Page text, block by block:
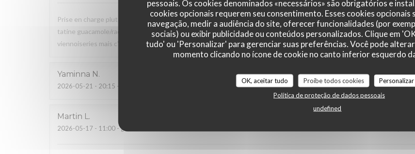
pessoais. Os cookies denominados «necessários» são obrigatórios e
cookies opcionais requerem seu consentimento. Esses cookies opcionais
navegação, medir a audiência do site, oferecer funcionalidades (por
sociais) ou exibir publicidade ou conteúdos personalizados. Clique em
tudo' ou 'Personalizar' para gerenciar suas preferências. Você pode
momento clicando no ícone de cookie no canto inferior esquerdo
OK, aceitar tudo Proíbe todos cookies
Personalizar
Política de proteção de dados pessoais
undefined
Prise en charge plutôt rapide (20 mns) de notre commande de brunch qui est complet avec du salé (oeufs brouillés,
tatine guacamole/radis, salade) et du sucré (jus d'orange, cake, granola au fromage blanc) avec boisson chaude. Pas de
viennoiseries mais c'est suffisamment complet et les produits sont très frais!
Yaminna N
2026-05-21 - 20:15 - guests 2 service:5/5 ambience:5/5 menu:4/5
Martin L
2026-05-17 - 11:00 - guests 3